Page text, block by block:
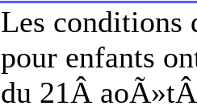
Les conditions
pour enfants
du 21Â